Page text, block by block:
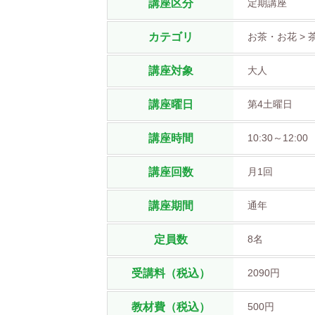
講座区分 定期講座
カテゴリ お茶・お花 >
講座対象 大人
講座曜日 第4土曜日
講座時間 10:30～12:00
講座回数 月1回
講座期間 通年
定員数 8名
受講料（税込） 2090円
教材費（税込） 500円